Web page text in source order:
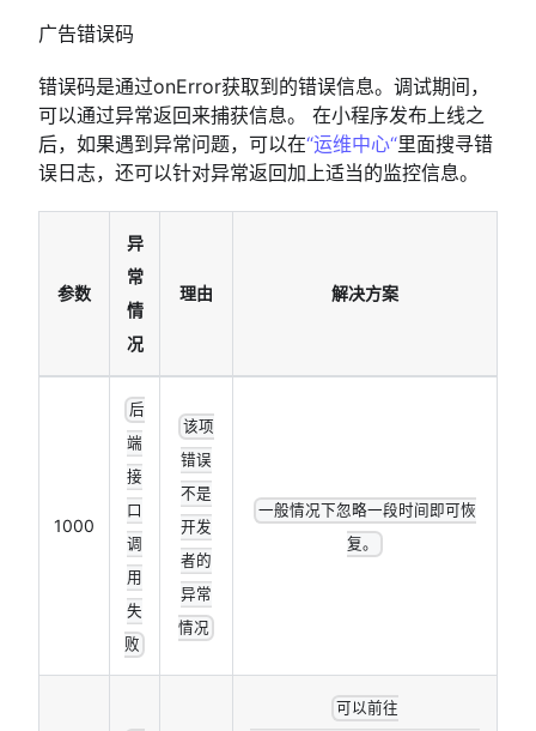
广告错误码
错误码是通过onError获取到的错误信息。调试期间，
可以通过异常返回来捕获信息。 在小程序发布上线之
后，如果遇到异常问题，可以在“运维中心“里面搜寻错
误日志，还可以针对异常返回加上适当的监控信息。
参数
异
常
情
况
理由 解决方案
1000
后
端
接
口
调
用
失
败
该项
错误
不是
开发
者的
异常
情况
一般情况下忽略一段时间即可恢
复。
可以前往